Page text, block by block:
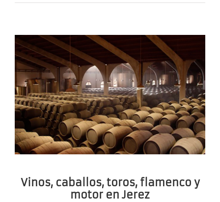
Vinos, caballos, toros, flamenco y
motor en Jerez